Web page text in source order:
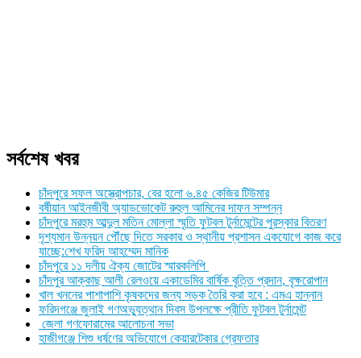
সর্বশেষ খবর
চাঁদপুরে সফল অস্ত্রোপচার, বের হলো ৬.৪৫ কেজির টিউমার
বর্ষীয়ান আইনজীবী অ্যাডভোকেট রুহুল আমিনের দাফন সম্পন্ন
চাঁদপুরে মরহুম আব্দুল মতিন মোল্লা স্মৃতি ফুটবল টুর্নামেন্টের পুরস্কার বিতরণ
দৃশ্যমান উন্নয়ন পৌঁছে দিতে সরকার ও স্থানীয় প্রশাসন একযোগে কাজ করে
যাচ্ছে:শেখ ফরিদ আহম্মেদ মানিক
চাঁদপুরে ১১ দলীয় ঐক্য জোটের স্মারকলিপি
চাঁদপুর আক্কাছ আলী রেলওয়ে একাডেমির বার্ষিক বৃত্তি প্রদান, বৃক্ষরোপান
খাল খননের পাশাপাশি কৃষকদের জন্য সড়ক তৈরি করা হবে : এমএ হান্নান
ফরিদগঞ্জে জুলাই গণঅভ্যুত্থান দিবস উপলক্ষে প্রীতি ফুটবল টুর্নামেন্ট
জেলা গণফোরামের আলোচনা সভা
হাজীগঞ্জে শিশু ধর্ষণের অভিযোগে কেয়ারটেকার গ্রেফতার